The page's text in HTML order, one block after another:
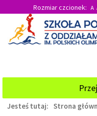
głównej
treści
wyszukiwarki
Rozmiar czcionek: A
Jesteś tutaj: Strona